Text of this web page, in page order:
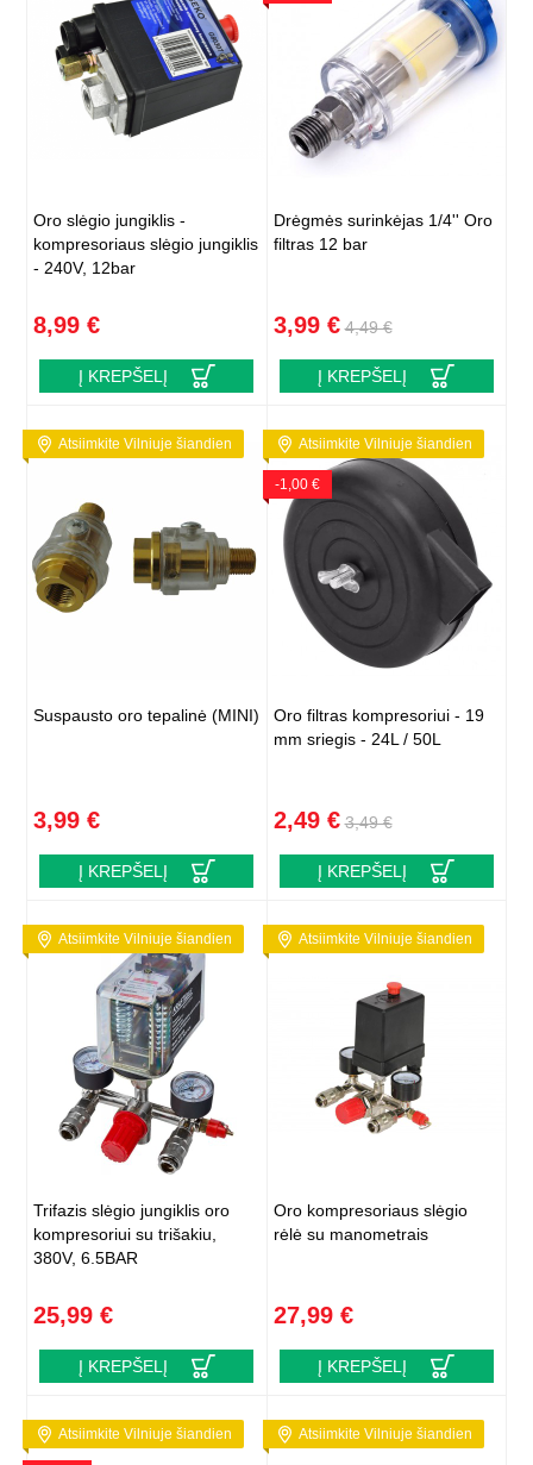
Oro slėgio jungiklis -
kompresoriaus slėgio jungiklis
- 240V, 12bar
8,99 €
Į KREPŠELĮ
Drėgmės surinkėjas 1/4'' Oro
filtras 12 bar
3,99 € 4,49 €
Į KREPŠELĮ
Atsiimkite Vilniuje šiandien
Suspausto oro tepalinė (MINI)
3,99 €
Į KREPŠELĮ
Atsiimkite Vilniuje šiandien
-1,00 €
Oro filtras kompresoriui - 19
mm sriegis - 24L / 50L
2,49 € 3,49 €
Į KREPŠELĮ
Atsiimkite Vilniuje šiandien
Trifazis slėgio jungiklis oro
kompresoriui su trišakiu,
380V, 6.5BAR
25,99 €
Į KREPŠELĮ
Atsiimkite Vilniuje šiandien
Oro kompresoriaus slėgio
rėlė su manometrais
27,99 €
Į KREPŠELĮ
Atsiimkite Vilniuje šiandien Atsiimkite Vilniuje šiandien